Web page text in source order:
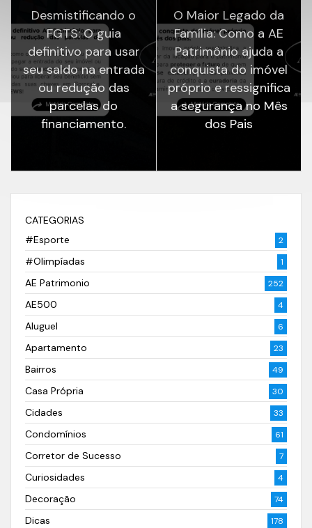
Desmistificando o
FGTS: O guia
definitivo para usar
seu saldo na entrada
ou redução das
parcelas do
financiamento.
O Maior Legado da
Família: Como a AE
Patrimônio ajuda a
conquista do imóvel
próprio e ressignifica
a segurança no Mês
dos Pais
CATEGORIAS
#Esporte
2
#Olimpíadas 1
AE Patrimonio 252
AE500 4
Aluguel 6
Apartamento 23
Bairros 49
Casa Própria 30
Cidades 33
Condomínios 61
Corretor de Sucesso 7
Curiosidades 4
Decoração 74
Dicas 178